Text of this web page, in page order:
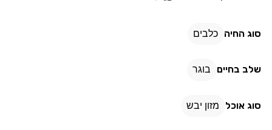
סוג החיה כלבים
שלב בחיים בוגר
סוג אוכל מזון יבש